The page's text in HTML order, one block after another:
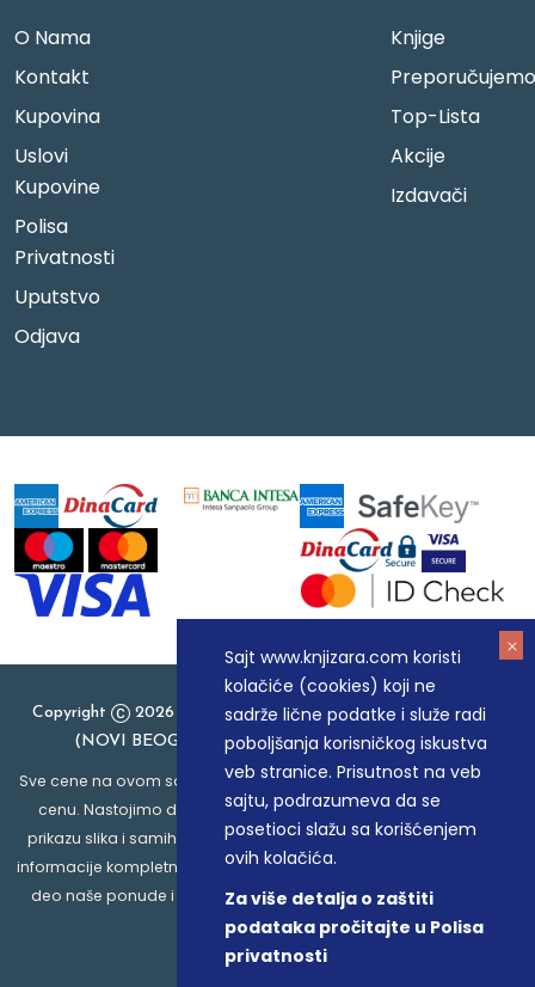
Sajt www.knjizara.com koristi
kolačiće (cookies) koji ne
sadrže lične podatke i služe radi
poboljšanja korisničkog iskustva
veb stranice. Prisutnost na veb
sajtu, podrazumeva da se
posetioci slažu sa korišćenjem
ovih kolačića.
Za više detalja o zaštiti
podataka pročitajte u Polisa
privatnosti
O Nama
Kontakt
Kupovina
Uslovi
Kupovine
Polisa
Privatnosti
Uputstvo
Odjava
Knjige
Preporučujemo
Top-Lista
Akcije
Izdavači
Copyright
2026 Knjizara.com - MAKART DOO BEOGRAD
(NOVI BEOGRAD), PIB: 105184104, MB: 20337524
Sve cene na ovom sajtu iskazane su u dinarima. PDV je uračunat u
cenu. Nastojimo da budemo što precizniji u opisu proizvoda,
prikazu slika i samih cena, ali ne možemo garantovati da su sve
informacije kompletne i bez grešaka. Svi artikli prikazani na sajtu su
deo naše ponude i ne podrazumeva da su dostupni u svakom
trenutku.